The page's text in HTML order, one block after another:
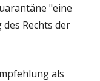
"eine
Rechts der
als